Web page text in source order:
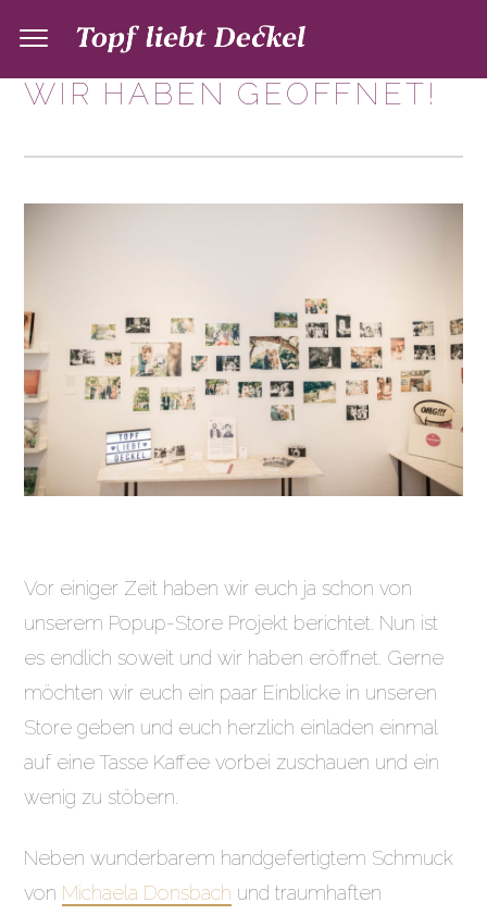
WIR HABEN GEÖFFNET!
Vor einiger Zeit haben wir euch ja schon von
unserem Popup-Store Projekt berichtet. Nun ist
es endlich soweit und wir haben eröffnet. Gerne
möchten wir euch ein paar Einblicke in unseren
Store geben und euch herzlich einladen einmal
auf eine Tasse Kaffee vorbei zuschauen und ein
wenig zu stöbern.
Neben wunderbarem handgefertigtem Schmuck
von Michaela Donsbach und traumhaften